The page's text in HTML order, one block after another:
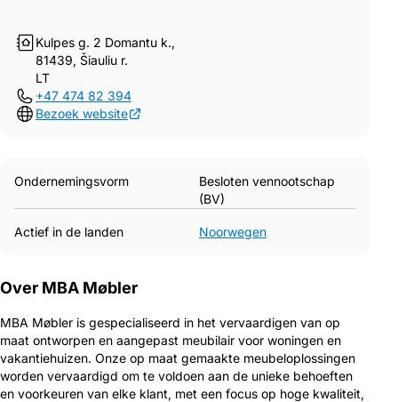
Kulpes g. 2 Domantu k.,
81439, Šiauliu r.
LT
+47 474 82 394
Bezoek website
Ondernemingsvorm
Besloten vennootschap
(BV)
Actief in de landen Noorwegen
Over MBA Møbler
MBA Møbler is gespecialiseerd in het vervaardigen van op
maat ontworpen en aangepast meubilair voor woningen en
vakantiehuizen. Onze op maat gemaakte meubeloplossingen
worden vervaardigd om te voldoen aan de unieke behoeften
en voorkeuren van elke klant, met een focus op hoge kwaliteit,